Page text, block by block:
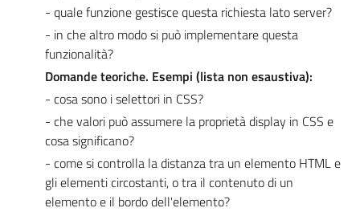
- quale funzione gestisce questa richiesta lato server?
- in che altro modo si può implementare questa
funzionalità?
Domande teoriche. Esempi (lista non esaustiva):
- cosa sono i selettori in CSS?
- che valori può assumere la proprietà display in CSS e
cosa significano?
- come si controlla la distanza tra un elemento HTML e
gli elementi circostanti, o tra il contenuto di un
elemento e il bordo dell'elemento?